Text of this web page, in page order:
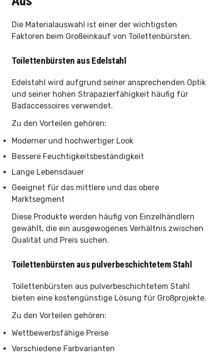
Die Materialauswahl ist einer der wichtigsten
Faktoren beim Großeinkauf von Toilettenbürsten.
Toilettenbürsten aus Edelstahl
Edelstahl wird aufgrund seiner ansprechenden Optik
und seiner hohen Strapazierfähigkeit häufig für
Badaccessoires verwendet.
Zu den Vorteilen gehören:
Moderner und hochwertiger Look
Bessere Feuchtigkeitsbeständigkeit
Lange Lebensdauer
Geeignet für das mittlere und das obere
Marktsegment
Diese Produkte werden häufig von Einzelhändlern
gewählt, die ein ausgewogenes Verhältnis zwischen
Qualität und Preis suchen.
Toilettenbürsten aus pulverbeschichtetem Stahl
Toilettenbürsten aus pulverbeschichtetem Stahl
bieten eine kostengünstige Lösung für Großprojekte.
Zu den Vorteilen gehören:
Wettbewerbsfähige Preise
Verschiedene Farbvarianten